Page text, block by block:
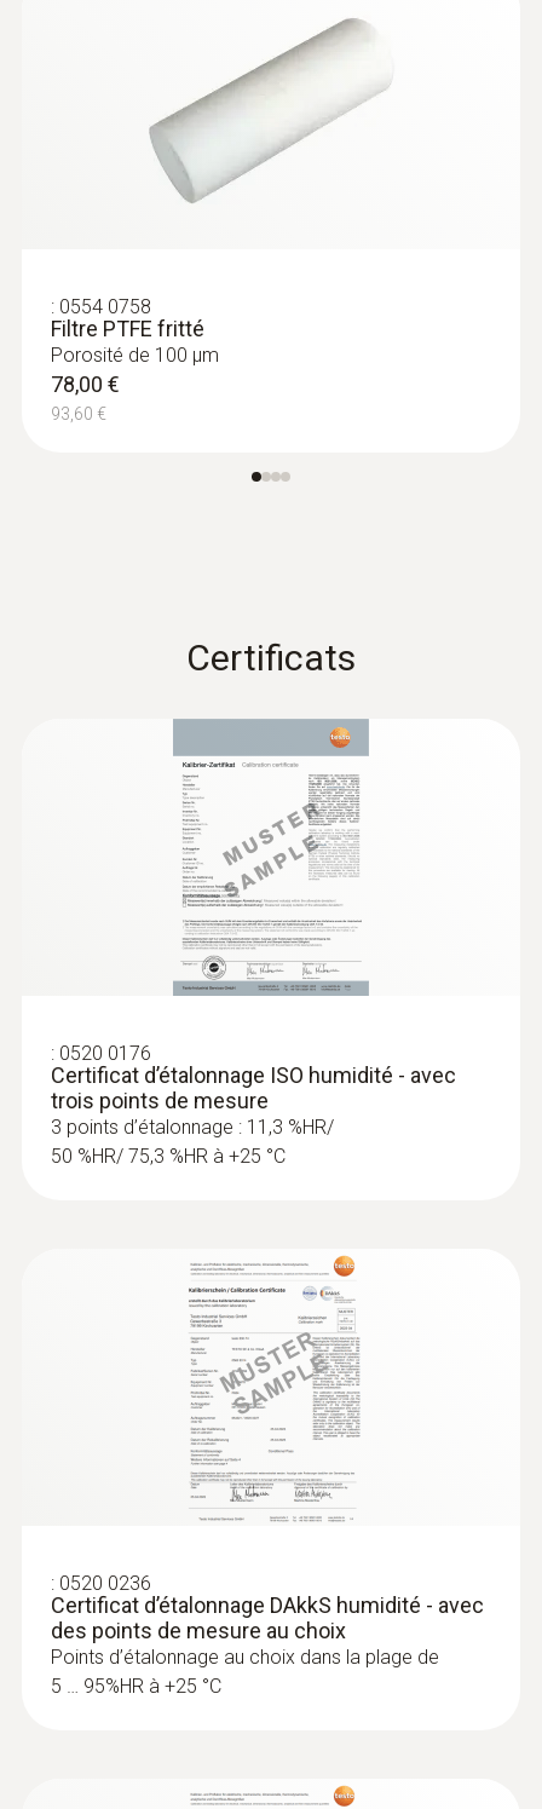
: 0554 0758
Filtre PTFE fritté
Porosité de 100 µm
78,00 €
93,60 €
Certificats
: 0520 0176
Certificat d’étalonnage ISO humidité - avec
trois points de mesure
3 points d’étalonnage : 11,3 %HR/
50 %HR/ 75,3 %HR à +25 °C
: 0520 0236
Certificat d’étalonnage DAkkS humidité - avec
des points de mesure au choix
Points d’étalonnage au choix dans la plage de
5 … 95%HR à +25 °C